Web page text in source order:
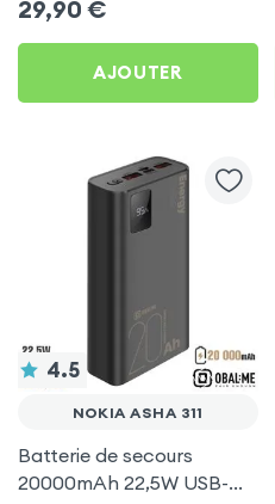
29,90 €
AJOUTER
4.5
NOKIA ASHA 311
Batterie de secours
20000mAh 22,5W USB-C